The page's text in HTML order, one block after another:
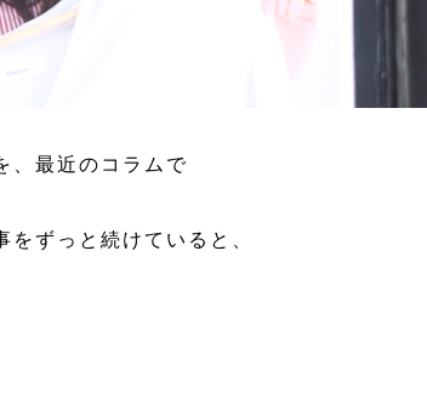
、最近のコラムで
ずっと続けていると、